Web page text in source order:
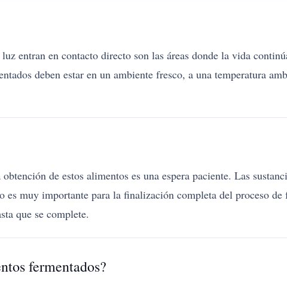
entran en contacto directo son las áreas donde la vida
deben estar en un ambiente fresco, a una temperatura
de estos alimentos es una espera paciente. Las
es muy importante para la finalización completa del proceso
que se complete.
fermentados?